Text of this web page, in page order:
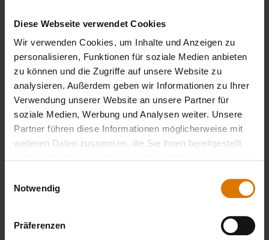
Diese Webseite verwendet Cookies
Wir verwenden Cookies, um Inhalte und Anzeigen zu
personalisieren, Funktionen für soziale Medien anbieten
zu können und die Zugriffe auf unsere Website zu
analysieren. Außerdem geben wir Informationen zu Ihrer
Verwendung unserer Website an unsere Partner für
soziale Medien, Werbung und Analysen weiter. Unsere
Partner führen diese Informationen möglicherweise mit
weiteren Daten zusammen, die Sie ihnen bereitgestellt
Notwendig
Präferenzen
denn schon.
Und so gelingt dir dein Flanksteak:
Flanksteak wird aus dem Bauchlappen vom
Rind geschnitten und hat keine Knochen. Die
Fleischfasern sind relativ grob. Daher muss es
dünn aufgeschnitten werden, am einfachsten
schneidest du es schräg zur Faser. Grille das
6 Minuten über indirekter Hitze garen, je
wurde. Dann sollte es bei Zimmertemperatur